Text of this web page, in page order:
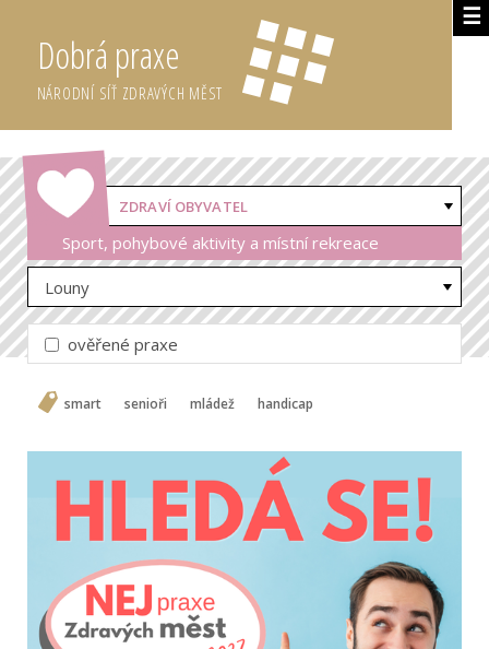
☰
Dobrá praxe
NÁRODNÍ SÍŤ ZDRAVÝCH MĚST
ZDRAVÍ OBYVATEL
Sport, pohybové aktivity a místní rekreace
Louny
ověřené praxe
smart senioři mládež handicap